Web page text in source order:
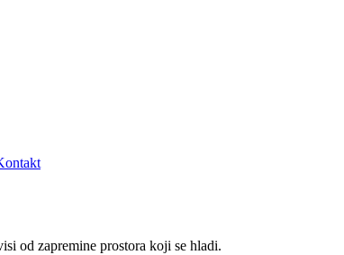
od zapremine prostora koji se hladi.